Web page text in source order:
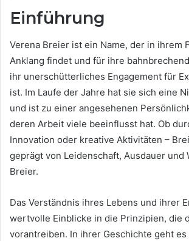
Einführung
Verena Breier ist ein Name, der in ihrem
Anklang findet und für ihre
ihr unerschütterliches Engagement für
ist. Im Laufe der Jahre hat sie sich eine
und ist zu einer angesehenen
deren Arbeit viele beeinflusst hat. Ob
Innovation oder kreative Aktivitäten –
geprägt von Leidenschaft, Ausdauer und
Breier.
Das Verständnis ihres Lebens und ihrer
wertvolle Einblicke in die Prinzipien, die
vorantreiben. In ihrer Geschichte geht